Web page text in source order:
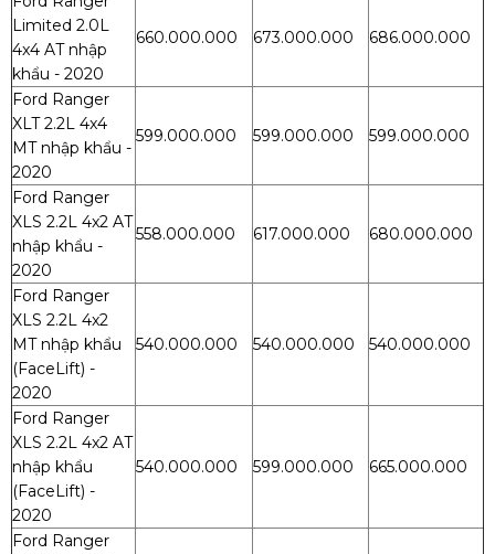
Limited 2.0L
4x4 AT nhập
khẩu - 2020
660.000.000 673.000.000 686.000.000
Ford Ranger
XLT 2.2L 4x4
MT nhập khẩu -
2020
599.000.000 599.000.000 599.000.000
Ford Ranger
XLS 2.2L 4x2 AT
nhập khẩu -
2020
558.000.000 617.000.000 680.000.000
Ford Ranger
XLS 2.2L 4x2
MT nhập khẩu
(FaceLift) -
2020
540.000.000 540.000.000 540.000.000
Ford Ranger
XLS 2.2L 4x2 AT
nhập khẩu
(FaceLift) -
2020
540.000.000 599.000.000 665.000.000
Ford Ranger